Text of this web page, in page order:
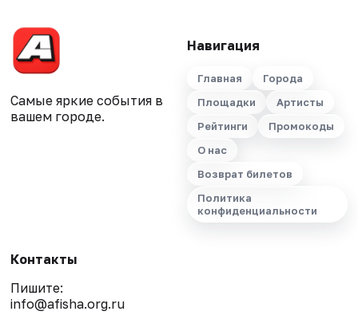
Самые яркие события в
вашем городе.
Навигация
Главная
Города
Площадки
Артисты
Рейтинги
Промокоды
О нас
Возврат билетов
Политика
конфиденциальности
Контакты
Пишите:
info@afisha.org.ru